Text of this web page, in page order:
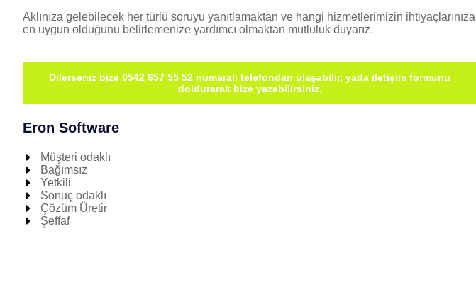
Aklınıza gelebilecek her türlü soruyu yanıtlamaktan ve hangi hizmetlerimizin ihtiyaçlarınıza
en uygun olduğunu belirlemenize yardımcı olmaktan mutluluk duyarız.
Dilerseniz bize 0542 657 55 52 numaralı telefondan ulaşabilir, yada iletişim formunu
doldurarak bize yazabilirsiniz.
Eron Software
Müşteri odaklı
Bağımsız
Yetkili
Sonuç odaklı
Çözüm Üretir
Şeffaf